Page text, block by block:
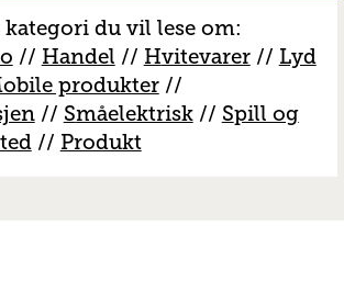
du vil lese om:
// Handel // Hvitevarer// Lyd
produkter//
// Småelektrisk// Spill og
// Produkt